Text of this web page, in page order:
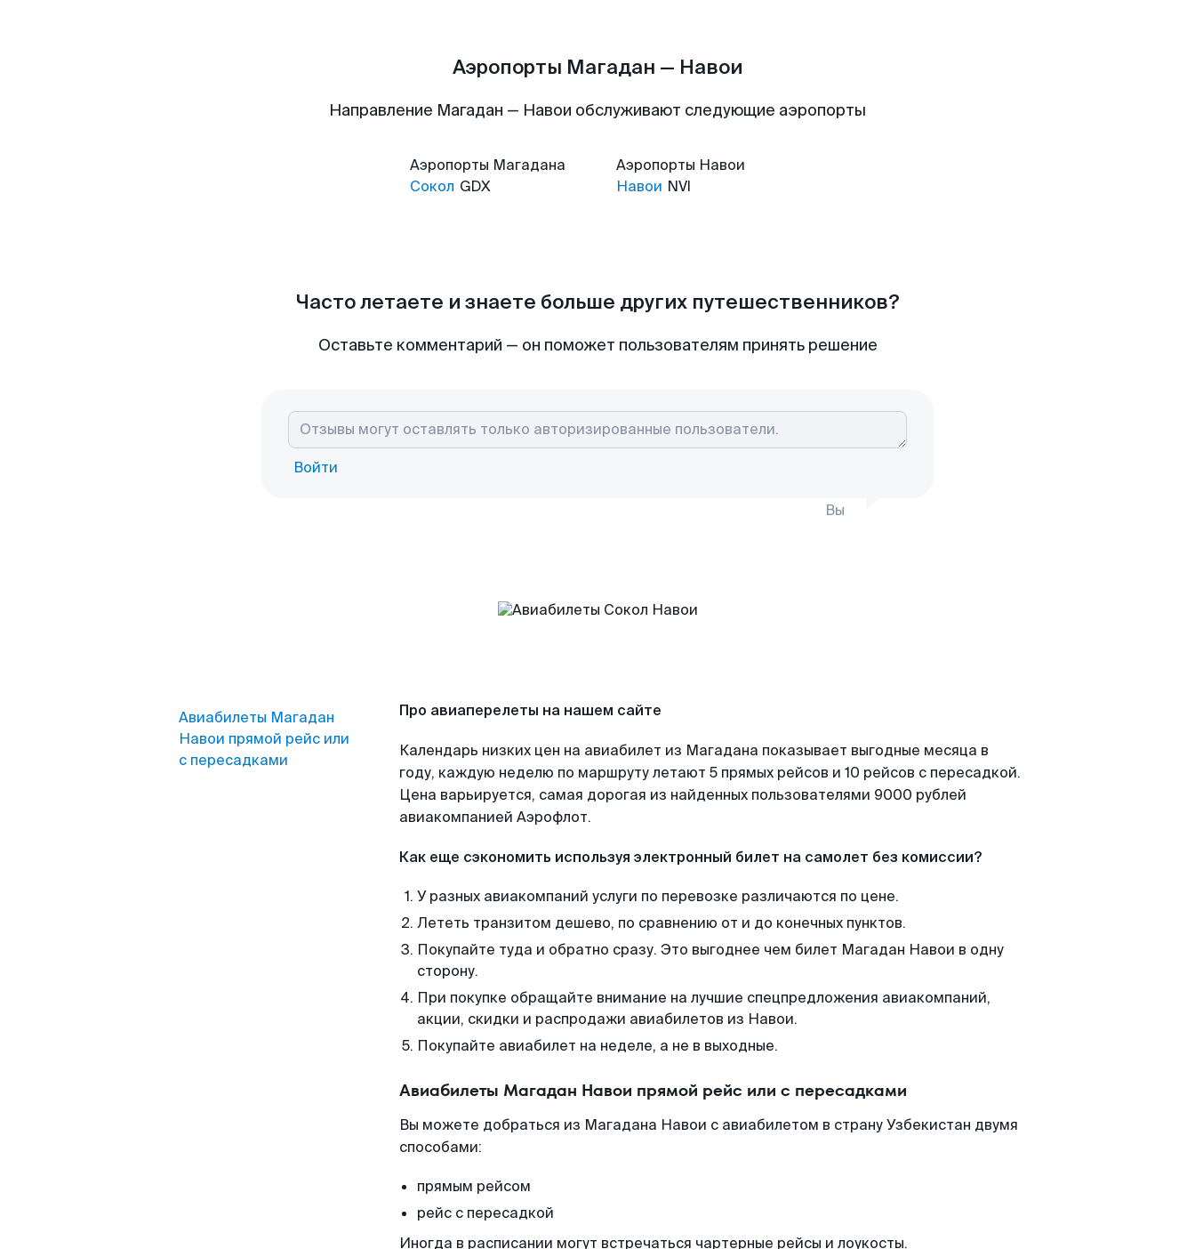
Аэропорты Магадан — Навои
Направление Магадан — Навои обслуживают следующие аэропорты
Аэропорты Магадана
Сокол GDX
Аэропорты Навои
Навои NVI
Часто летаете и знаете больше других путешественников?
Оставьте комментарий — он поможет пользователям принять решение
Войти
Вы
Авиабилеты Магадан
Навои прямой рейс или
с пересадками
Про авиаперелеты на нашем сайте
Календарь низких цен на авиабилет из Магадана показывает выгодные месяца в
году, каждую неделю по маршруту летают 5 прямых рейсов и 10 рейсов с пересадкой.
Цена варьируется, самая дорогая из найденных пользователями 9000 рублей
авиакомпанией Аэрофлот.
Как еще сэкономить используя электронный билет на самолет без комиссии?
У разных авиакомпаний услуги по перевозке различаются по цене.
Лететь транзитом дешево, по сравнению от и до конечных пунктов.
Покупайте туда и обратно сразу. Это выгоднее чем билет Магадан Навои в одну
сторону.
При покупке обращайте внимание на лучшие спецпредложения авиакомпаний,
акции, скидки и распродажи авиабилетов из Навои.
Покупайте авиабилет на неделе, а не в выходные.
Авиабилеты Магадан Навои прямой рейс или с пересадками
Вы можете добраться из Магадана Навои с авиабилетом в страну Узбекистан двумя
способами:
прямым рейсом
рейс с пересадкой
Иногда в расписании могут встречаться чартерные рейсы и лоукосты.